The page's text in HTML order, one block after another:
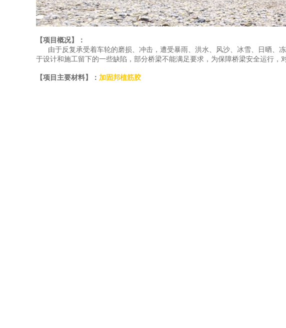
【项目概况】：
由于反复承受着车轮的磨损、冲击，遭受暴雨、洪水、风沙、冰雪、日晒、
于设计和施工留下的一些缺陷，部分桥梁不能满足要求，为保障桥梁安全运行，
【项目主要材料】： 加固邦植筋胶